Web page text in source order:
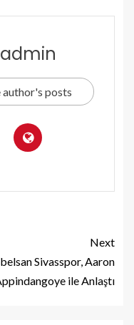
admin
author's posts
Next
Sivasspor, Aaron
ile Anlaştı